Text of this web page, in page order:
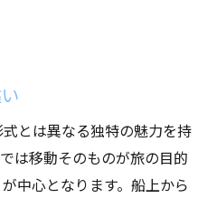
とは異なる独特の魅力を持
は移動そのものが旅の目的
中心となります。船上から